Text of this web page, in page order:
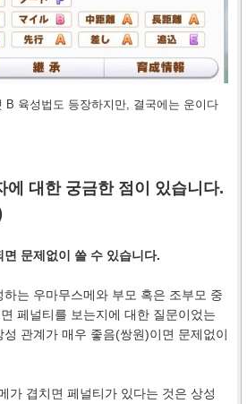
육성법도 등장하지만, 결국에는 운이다
에 대한 궁금한 점이 있습니다.
문제없이 쓸 수 있습니다.
는 우마무스메와 부모 혹은 조부모 중
페널티를 보는지에 대한 질문이었는
관계가 매우 좋음(쌍원)이면 문제없이
가 겹치면 페널티가 있다는 것은 상성